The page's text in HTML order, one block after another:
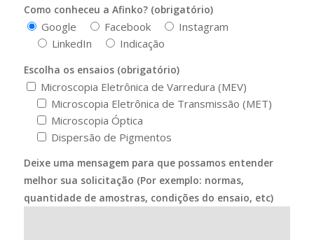
Como conheceu a Afinko? (obrigatório)
Google Facebook
Instagram
LinkedIn
Indicação
Escolha os ensaios (obrigatório)
Microscopia Eletrônica de Varredura (MEV)
Microscopia Eletrônica de Transmissão (MET)
Microscopia Óptica
Dispersão de Pigmentos
Deixe uma mensagem para que possamos entender
melhor sua solicitação (Por exemplo: normas,
quantidade de amostras, condições do ensaio, etc)